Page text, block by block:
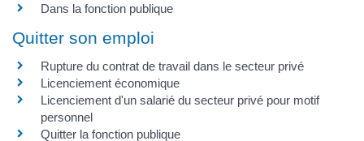
Dans la fonction publique
Quitter son emploi
Rupture du contrat de travail dans le secteur privé
Licenciement économique
Licenciement d'un salarié du secteur privé pour motif
personnel
Quitter la fonction publique